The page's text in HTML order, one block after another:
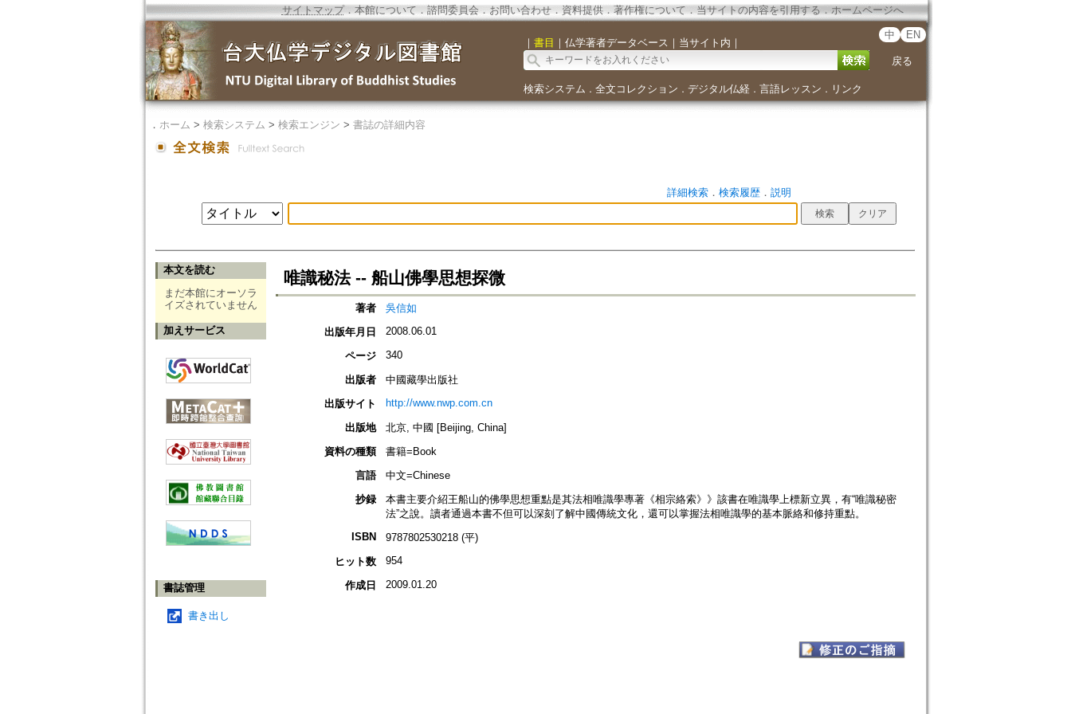
サイトマップ．本館について ． 諮問委員会． お問い合わせ． 資料提供． 著作権について．当サイトの内容を引用する ． ホームページへ
｜ 書目 ｜ 仏学著者データベース ｜ 当サイト内 ｜
中 EN
戻る
検索システム ． 全文コレクション ． デジタル仏経． 言語レッスン ． リンク
． ホーム > 検索システム > 検索エンジン > 書誌の詳細内容
詳細検索． 検索履歴． 説明
本文を読む
まだ本館にオーソラ
イズされていません
加えサービス
書誌管理
書き出し
唯識秘法 -- 船山佛學思想探微
著者
吳信如
出版年月日
2008.06.01
ページ 340
出版者
中國藏學出版社
出版サイト
http://www.nwp.com.cn
出版地
北京, 中國 [Beijing, China]
資料の種類
書籍=Book
言語
中文=Chinese
抄録
本書主要介紹王船山的佛學思想重點是其法相唯識學專著《相宗絡索》》該書在唯識學上標新立異，有“唯識秘密
法”之說。讀者通過本書不但可以深刻了解中國傳統文化，還可以掌握法相唯識學的基本脈絡和修持重點。
ISBN
9787802530218 (平)
ヒット数
954
作成日 2009.01.20